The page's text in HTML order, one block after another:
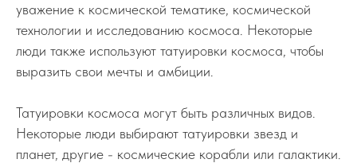
уважение к космической тематике, космической
технологии и исследованию космоса. Некоторые
люди также используют татуировки космоса, чтобы
выразить свои мечты и амбиции.
Татуировки космоса могут быть различных видов.
Некоторые люди выбирают татуировки звезд и
планет, другие - космические корабли или галактики.